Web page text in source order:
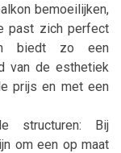
bemoeilijken,
past zich perfect
biedt zo een
van de esthetiek
prijs en met een
structuren: Bij
om een op maat